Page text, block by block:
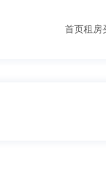
首页租房